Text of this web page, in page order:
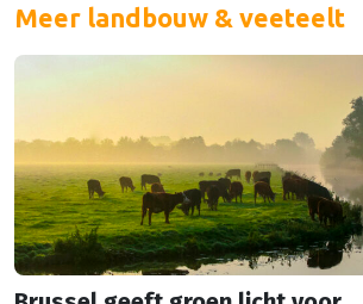
Meer landbouw & veeteelt